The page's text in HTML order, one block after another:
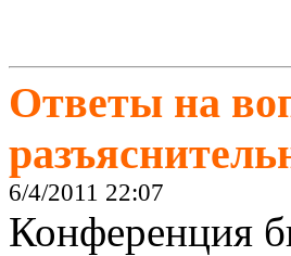
Ответы на
6/4/2011 22:07
Конференция